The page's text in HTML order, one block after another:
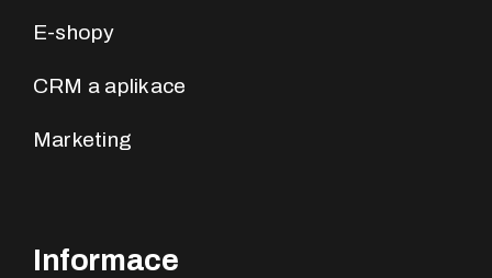
E-shopy
CRM a aplikace
Marketing
Informace